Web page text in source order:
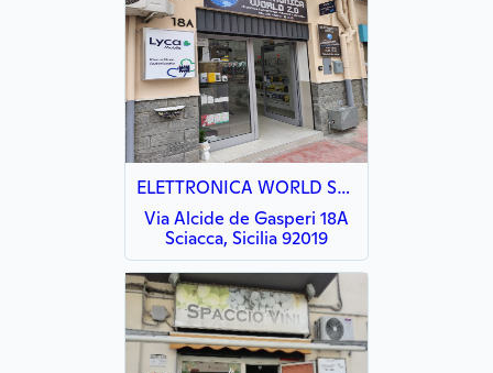
ELETTRONICA WORLD Sciacca
Via Alcide de Gasperi 18A
Sciacca, Sicilia 92019